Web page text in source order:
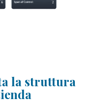
la struttura